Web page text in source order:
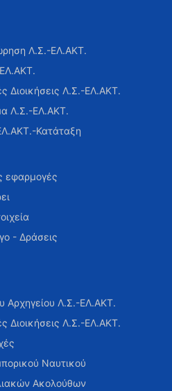
Λ.Σ.-ΕΛ.ΑΚΤ.
Διοικήσεις Λ.Σ.-ΕΛ.ΑΚΤ.
Λ.Σ.-ΕΛ.ΑΚΤ.
Κατάταξη
εφαρμογές
- Δράσεις
Αρχηγείου Λ.Σ.-ΕΛ.ΑΚΤ.
Διοικήσεις Λ.Σ.-ΕΛ.ΑΚΤ.
Ναυτικού
Ακολούθων